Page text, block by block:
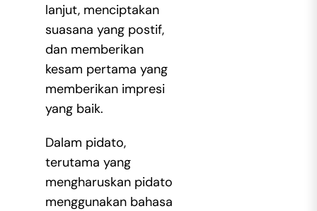
lanjut, menciptakan
suasana yang postif,
dan memberikan
kesam pertama yang
memberikan impresi
yang baik.
Dalam pidato,
terutama yang
mengharuskan pidato
menggunakan bahasa